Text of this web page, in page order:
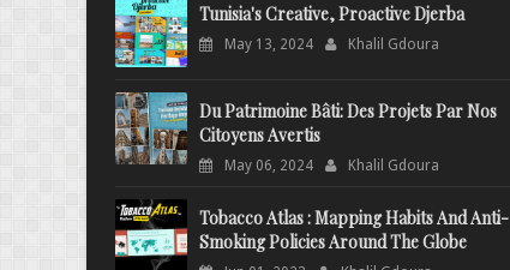
Tunisia's Creative, Proactive Djerba
May 13, 2024 Khalil Gdoura
Du Patrimoine Bâti: Des Projets Par Nos
Citoyens Avertis
May 06, 2024 Khalil Gdoura
Tobacco Atlas : Mapping Habits And Anti-
Smoking Policies Around The Globe